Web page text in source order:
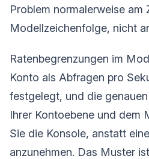
Problem normalerweise am
Modellzeichenfolge, nicht
Ratenbegrenzungen im
Konto als Abfragen pro
festgelegt, und die
Ihrer Kontoebene und dem
Sie die Konsole, anstatt
anzunehmen. Das Muster